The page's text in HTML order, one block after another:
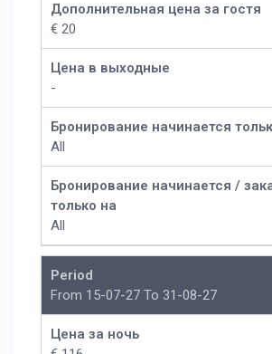
Дополнительная цена за гостя
€ 20
Цена в выходные
-
Бронирование начинается
All
Бронирование начинается /
только на
All
Period
From 15-07-27 To 31-08-27
Цена за ночь